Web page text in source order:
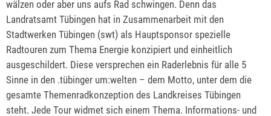
wälzen oder aber uns aufs Rad schwingen. Denn das
Landratsamt Tübingen hat in Zusammenarbeit mit den
Stadtwerken Tübingen (swt) als Hauptsponsor spezielle
Radtouren zum Thema Energie konzipiert und einheitlich
ausgeschildert. Diese versprechen ein Raderlebnis für alle 5
Sinne in den .tübinger um:welten – dem Motto, unter dem die
gesamte Themenradkonzeption des Landkreises Tübingen
steht. Jede Tour widmet sich einem Thema. Informations- und